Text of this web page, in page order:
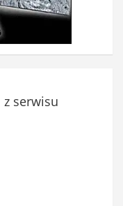
z serwisu